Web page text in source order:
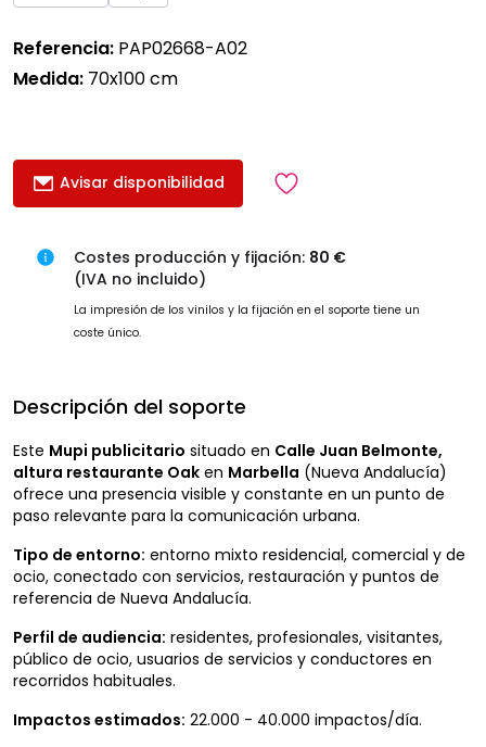
Referencia: PAP02668-A02
Medida: 70x100 cm
Avisar disponibilidad
Costes producción y fijación: 80 €
(IVA no incluido)
La impresión de los vinilos y la fijación en el soporte tiene un
coste único.
Descripción del soporte
Este Mupi publicitario situado en Calle Juan Belmonte,
altura restaurante Oak en Marbella (Nueva Andalucía)
ofrece una presencia visible y constante en un punto de
paso relevante para la comunicación urbana.
Tipo de entorno: entorno mixto residencial, comercial y de
ocio, conectado con servicios, restauración y puntos de
referencia de Nueva Andalucía.
Perfil de audiencia: residentes, profesionales, visitantes,
público de ocio, usuarios de servicios y conductores en
recorridos habituales.
Impactos estimados: 22.000 - 40.000 impactos/día.